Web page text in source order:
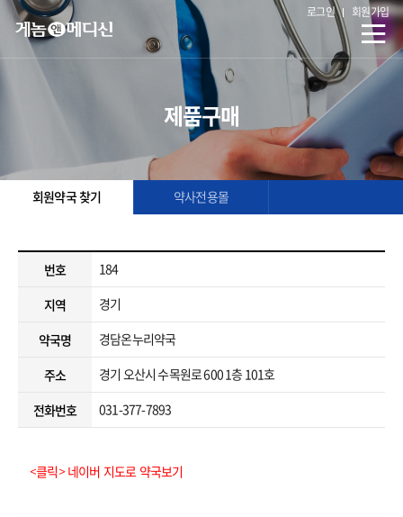
로그인 회원가입
제품구매
회원약국 찾기 약사전용몰
번호
184
지역
경기
약국명
경담온누리약국
주소
경기 오산시 수목원로 600 1층 101호
전화번호
031-377-7893
<클릭> 네이버 지도로 약국보기